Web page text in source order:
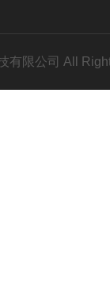
有限公司 All